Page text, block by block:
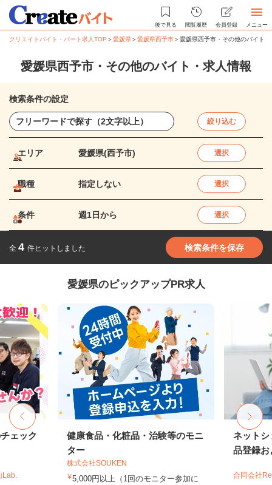
後で見る 閲覧履歴 会員登録 メニュー
クリエイトバイト・パート求人TOP ＞愛媛県＞愛媛県西予市＞愛媛県西予市・その他のバイト
愛媛県西予市・その他のバイト・求人情報
検索条件の設定
絞り込む
エリア 愛媛県(西予市) 選択
職種 指定しない 選択
条件 週1日から 選択
全 4 件ヒットしました 検索条件を保存
愛媛県のピックアップPR求人
ェック
健康食品・化粧品・治験等のモニ
ター
株式会社SOUKEN
5,000円以上（1回のモニター参加に
ネットシ
品登録お
合同会社